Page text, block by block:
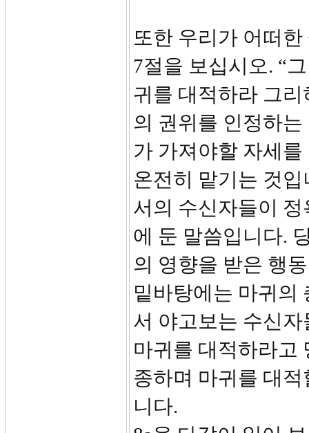
또한 우리가 어떠
7절을 보십시오. “
귀를 대적하라 그리
의 권위를 인정하
가 가져야할 자세
온전히 맡기는 것입
서의 수신자들이
에 둔 말씀입니다.
의 영향을 받은 행
밑바탕에는 마귀의
서 야고보는 수신
마귀를 대적하라고
종하며 마귀를 대
니다.